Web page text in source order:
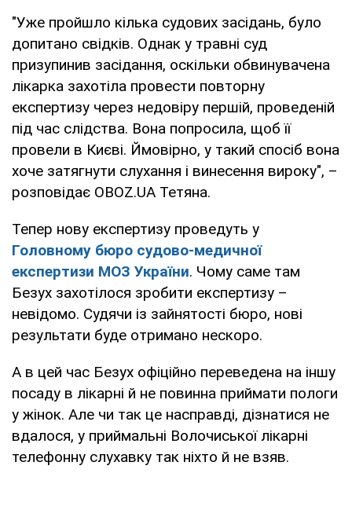
"Уже пройшло кілька судових засідань, було
допитано свідків. Однак у травні суд
призупинив засідання, оскільки обвинувачена
лікарка захотіла провести повторну
експертизу через недовіру першій, проведеній
під час слідства. Вона попросила, щоб її
провели в Києві. Ймовірно, у такий спосіб вона
хоче затягнути слухання і винесення вироку", –
розповідає OBOZ.UA Тетяна.
Тепер нову експертизу проведуть у
Головному бюро судово-медичної
експертизи МОЗ України. Чому саме там
Безух захотілося зробити експертизу –
невідомо. Судячи із зайнятості бюро, нові
результати буде отримано нескоро.
А в цей час Безух офіційно переведена на іншу
посаду в лікарні й не повинна приймати пологи
у жінок. Але чи так це насправді, дізнатися не
вдалося, у приймальні Волочиської лікарні
телефонну слухавку так ніхто й не взяв.